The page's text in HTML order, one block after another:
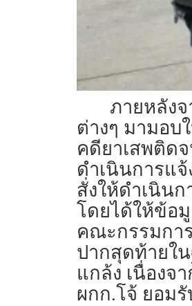
ภายหลัง
ต่างๆ มามอบ
คดียาเสพติด​
ดำเนินการแ
สั่งให้ดำเนิน
โดยได้ให้ข้อ
คณะกรรมกา
ปากสุดท้ายใ
แกล้ง​ ​เนื่องจ
ผกก.โจ้​ ยอมรั